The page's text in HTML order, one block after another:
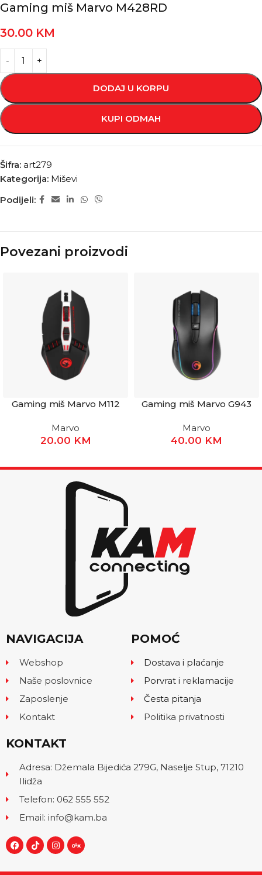
Gaming miš Marvo M428RD
30.00 KM
DODAJ U KORPU
KUPI ODMAH
Šifra: art279
Kategorija: Miševi
Podijeli:
Povezani proizvodi
Gaming miš Marvo M112
Marvo
20.00 KM
Gaming miš Marvo G943
Marvo
40.00 KM
NAVIGACIJA
Webshop
Naše poslovnice
Zaposlenje
Kontakt
POMOĆ
Dostava i plaćanje
Porvrat i reklamacije
Česta pitanja
Politika privatnosti
KONTAKT
Adresa: Džemala Bijedića 279G, Naselje Stup, 71210
Ilidža
Telefon: 062 555 552
Email: info@kam.ba